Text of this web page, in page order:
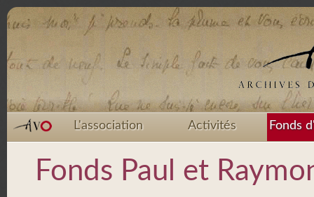
L'association Activités Fonds
Fonds Paul et